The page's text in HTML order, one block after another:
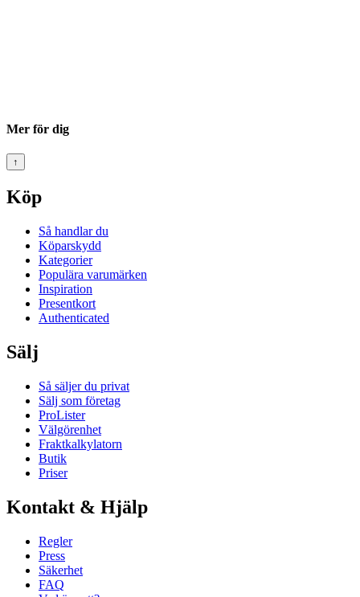
Mer för dig
↑
Köp
Så handlar du
Köparskydd
Kategorier
Populära varumärken
Inspiration
Presentkort
Authenticated
Sälj
Så säljer du privat
Sälj som företag
ProLister
Välgörenhet
Fraktkalkylatorn
Butik
Priser
Kontakt & Hjälp
Regler
Press
Säkerhet
FAQ